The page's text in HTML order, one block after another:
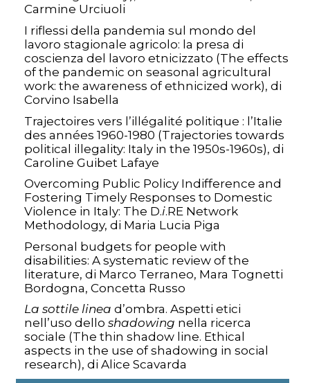
Carmine Urciuoli
I riflessi della pandemia sul mondo del
lavoro stagionale agricolo: la presa di
coscienza del lavoro etnicizzato (The effects
of the pandemic on seasonal agricultural
work: the awareness of ethnicized work), di
Corvino Isabella
Trajectoires vers l’illégalité politique : l’Italie
des années 1960-1980 (Trajectories towards
political illegality: Italy in the 1950s-1960s), di
Caroline Guibet Lafaye
Overcoming Public Policy Indifference and
Fostering Timely Responses to Domestic
Violence in Italy: The D.i.RE Network
Methodology, di Maria Lucia Piga
Personal budgets for people with
disabilities: A systematic review of the
literature, di Marco Terraneo, Mara Tognetti
Bordogna, Concetta Russo
La sottile linea d’ombra. Aspetti etici
nell’uso dello shadowing nella ricerca
sociale (The thin shadow line. Ethical
aspects in the use of shadowing in social
research), di Alice Scavarda